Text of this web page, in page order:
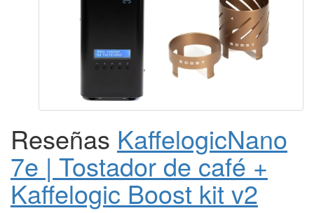
Reseñas KaffelogicNano
7e | Tostador de café +
Kaffelogic Boost kit v2